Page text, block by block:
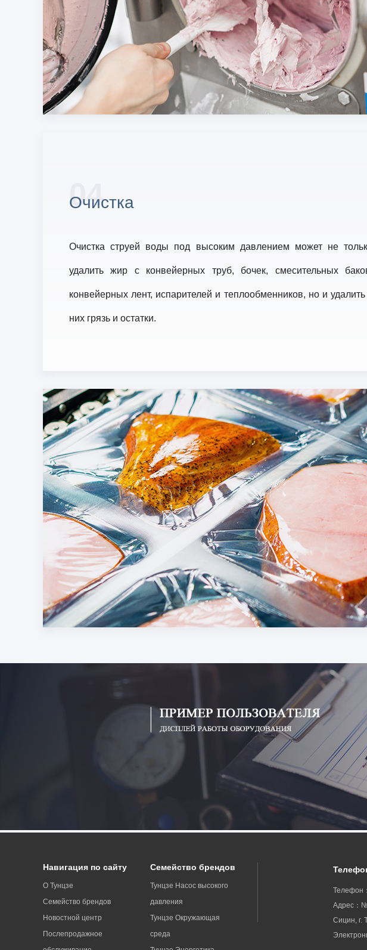
04
Очистка
Очистка струей воды под высоким давлением может не
удалить жир с конвейерных труб, бочек, смесительных
конвейерных лент, испарителей и теплообменников, но и удалить
них грязь и остатки.
Навигация по сайту
О Тунцзе
Семейство брендов
Новостной центр
Послепродажное
Семейство брендов
Тунцзе Насос высокого
давления
Тунцзе Окружающая
среда
Телефон
Адрес：№
Сицин, г.